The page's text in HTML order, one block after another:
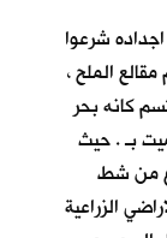
شرعوا
الملح ،
كانه بحر
بـ. حيث
من شط
الزراعية